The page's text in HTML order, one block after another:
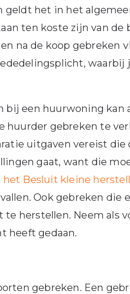
geldt het in het
ten koste zijn van de
na de koop gebreken
waarbij
bij een huurwoning kan
huurder gebreken te
uitgaven vereist
gaat, want die
het Besluit kleine
Ook gebreken die
herstellen. Neem als
heeft gedaan.
gebreken. Een